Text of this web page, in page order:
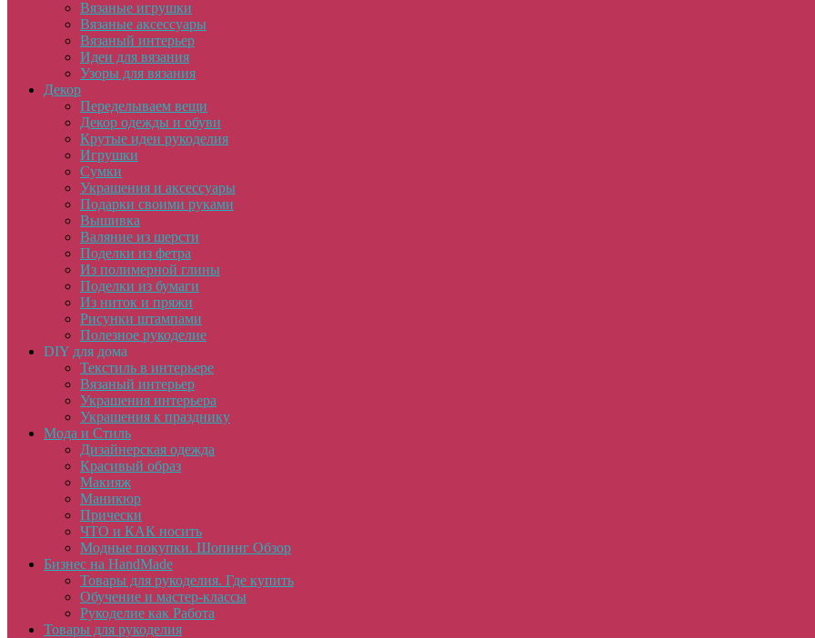
Вязаные игрушки
Вязаные аксессуары
Вязаный интерьер
Идеи для вязания
Узоры для вязания
Декор
Переделываем вещи
Декор одежды и обуви
Крутые идеи рукоделия
Игрушки
Сумки
Украшения и аксессуары
Подарки своими руками
Вышивка
Валяние из шерсти
Поделки из фетра
Из полимерной глины
Поделки из бумаги
Из ниток и пряжи
Рисунки штампами
Полезное рукоделие
DIY для дома
Текстиль в интерьере
Вязаный интерьер
Украшения интерьера
Украшения к празднику
Мода и Стиль
Дизайнерская одежда
Красивый образ
Макияж
Маникюр
Прически
ЧТО и КАК носить
Модные покупки. Шопинг Обзор
Бизнес на HandMade
Товары для рукоделия. Где купить
Обучение и мастер-классы
Рукоделие как Работа
Товары для рукоделия